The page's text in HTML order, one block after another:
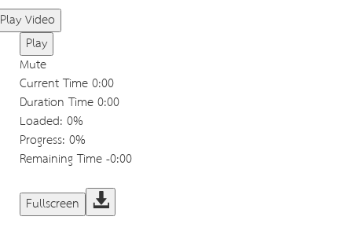
Play Video
Play
Mute
Current Time0:00
Duration Time0:00
Loaded: 0%
Progress: 0%
Remaining Time-0:00
Fullscreen